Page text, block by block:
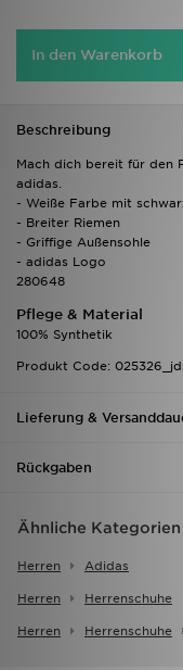
In den Warenkorb
Beschreibung
Mach dich bereit für den
adidas.
- Weiße Farbe mit
- Breiter Riemen
- Griffige Außensohle
- adidas Logo
280648
Pflege & Material
100% Synthetik
Produkt Code:
Lieferung &
Rückgaben
Ähnliche Kategorien
Herren Adidas
Herren Herrenschuhe
Herren Herrenschuhe
Meine Nachrichten
Hilfe & Kontakt
Trending Styles